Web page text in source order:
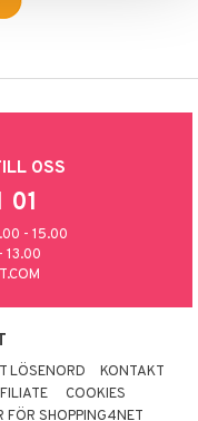
OSS
01
- 15.00
13.00
LÖSENORD
KONTAKT
COOKIES
FÖR SHOPPING4NET